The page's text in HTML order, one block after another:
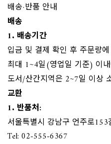
배송·반품 안내
배송
1. 배송기간
입금 및 결제 확인 후 주문량
최대 1~4일(영업일 기준) 이
도서/산간지역은 2~7일 이상
교환
1. 반품처:
서울특별시 강남구 언주로
Tel: 02-555-6367